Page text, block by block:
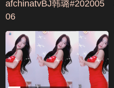
afchinatvBJ韩璐#202005
06